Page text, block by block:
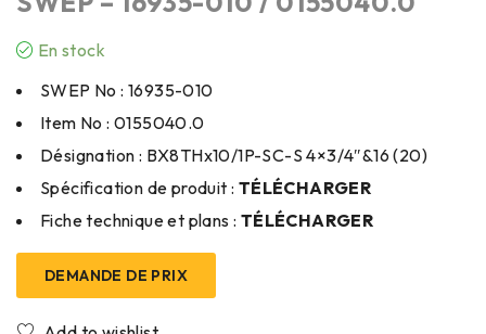
En stock
SWEP No : 16935-010
Item No : 0155040.0
Désignation : BX8THx10/1P-SC-S 4×3/4″&16 (20)
Spécification de produit : TÉLÉCHARGER
Fiche technique et plans : TÉLÉCHARGER
DEMANDE DE PRIX